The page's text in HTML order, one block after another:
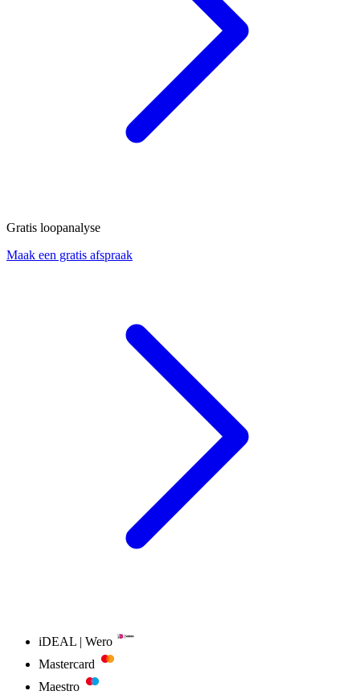
Gratis loopanalyse
Maak een gratis afspraak
iDEAL | Wero
Mastercard
Maestro